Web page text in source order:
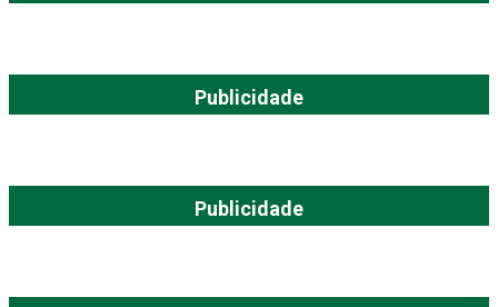
Publicidade
Publicidade